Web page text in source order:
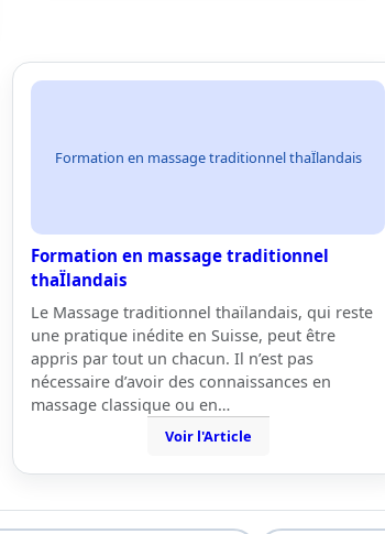
Formation en massage traditionnel thaÏlandais
Formation en massage traditionnel
thaÏlandais
Le Massage traditionnel thaïlandais, qui reste
une pratique inédite en Suisse, peut être
appris par tout un chacun. Il n’est pas
nécessaire d’avoir des connaissances en
massage classique ou en…
Voir l'Article